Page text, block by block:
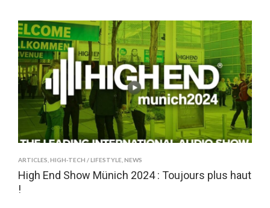
ARTICLES HIGH-TECH / LIFESTYLE NEWS
High End Show Münich 2024 : Toujours plus haut
!